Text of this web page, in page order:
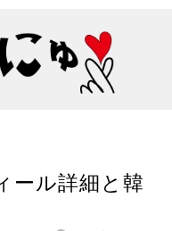
ール詳細と韓